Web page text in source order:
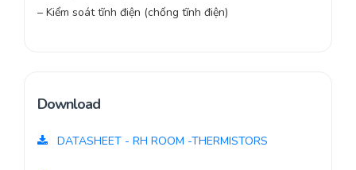
– Kiểm soát tĩnh điện (chống tĩnh điện)
Download
DATASHEET - RH ROOM -THERMISTORS